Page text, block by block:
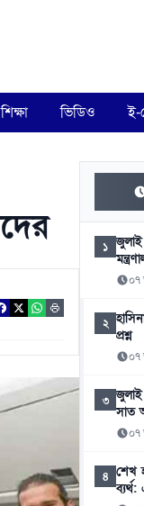
শিক্ষা ভিডিও ই-
১ জুলাই
০৭
২
প্রশ্ন
০৭
৩ জুলাই
সাত
০৭
৪ শেখ